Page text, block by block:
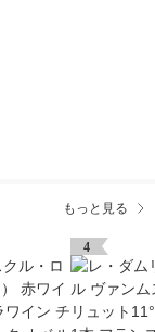
もっと見る
4